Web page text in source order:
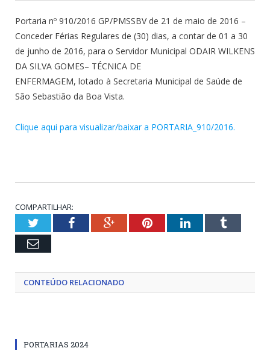
Portaria nº 910/2016 GP/PMSSBV de 21 de maio de 2016 –
Conceder Férias Regulares de (30) dias, a contar de 01 a 30
de junho de 2016, para o Servidor Municipal ODAIR WILKENS
DA SILVA GOMES– TÉCNICA DE
ENFERMAGEM, lotado à Secretaria Municipal de Saúde de
São Sebastião da Boa Vista.
Clique aqui para visualizar/baixar a PORTARIA_910/2016.
COMPARTILHAR:
TwitterFacebookGoogle+PinterestLinkedInTumblr
Email
CONTEÚDO RELACIONADO
PORTARIAS 2024